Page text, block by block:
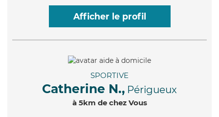
Afficher le profil
SPORTIVE
Catherine N., Périgueux
à 5km de chez Vous